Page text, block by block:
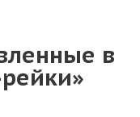
в